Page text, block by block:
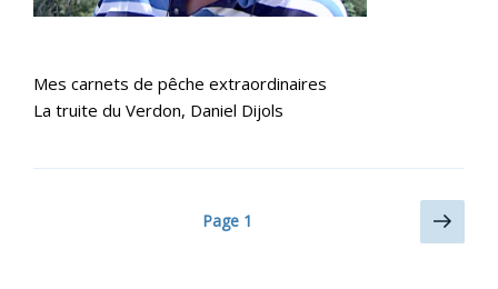
Mes carnets de pêche extraordinaires
La truite du Verdon, Daniel Dijols
NavigationPage 1 Page